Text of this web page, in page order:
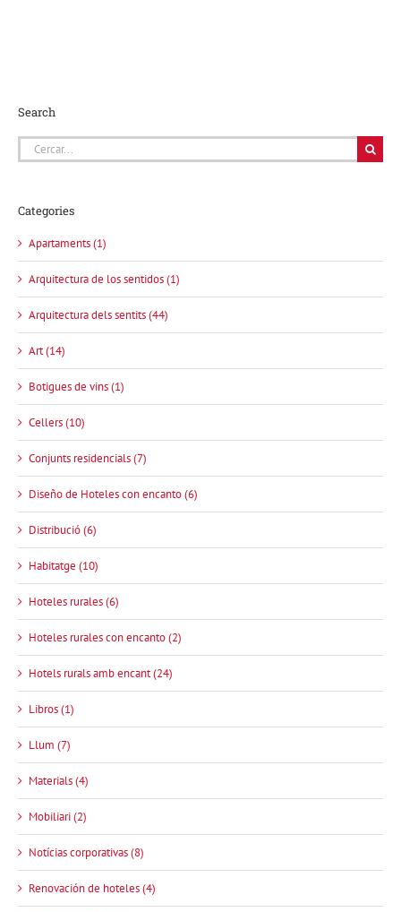
Search
Cerca
…
Categories
Apartaments (1)
Arquitectura de los sentidos (1)
Arquitectura dels sentits (44)
Art (14)
Botigues de vins (1)
Cellers (10)
Conjunts residencials (7)
Diseño de Hoteles con encanto (6)
Distribució (6)
Habitatge (10)
Hoteles rurales (6)
Hoteles rurales con encanto (2)
Hotels rurals amb encant (24)
Libros (1)
Llum (7)
Materials (4)
Mobiliari (2)
Notícias corporativas (8)
Renovación de hoteles (4)